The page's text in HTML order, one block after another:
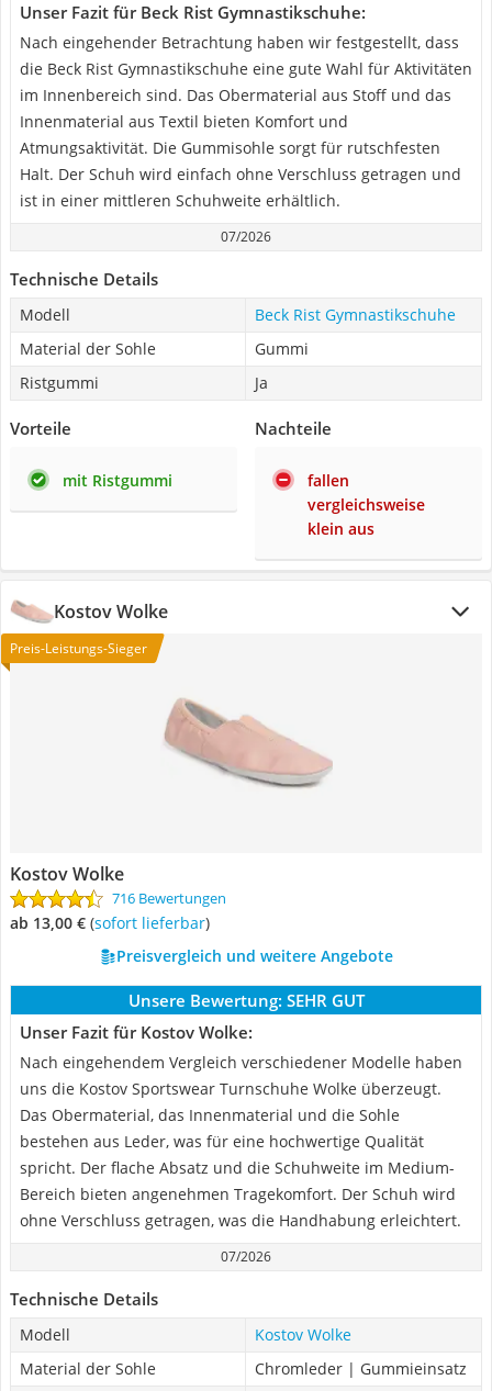
Unser Fazit für Beck Rist Gymnastikschuhe:
Nach eingehender Betrachtung haben wir festgestellt, dass
die Beck Rist Gymnastikschuhe eine gute Wahl für Aktivitäten
im Innenbereich sind. Das Obermaterial aus Stoff und das
Innenmaterial aus Textil bieten Komfort und
Atmungsaktivität. Die Gummisohle sorgt für rutschfesten
Halt. Der Schuh wird einfach ohne Verschluss getragen und
ist in einer mittleren Schuhweite erhältlich.
07/2026
Technische Details
Modell
Beck Rist Gymnastikschuhe
Material der Sohle
Gummi
Ristgummi
Ja
Vorteile
mit Ristgummi
Nachteile
fallen
vergleichsweise
klein aus
Kostov Wolke
Preis-Leistungs-Sieger
Kostov Wolke
716 Bewertungen
ab 13,00 € ( Sofort lieferbar)
Preisvergleich und weitere Angebote
Unsere Bewertung: SEHR GUT
Unser Fazit für Kostov Wolke:
Nach eingehendem Vergleich verschiedener Modelle haben
uns die Kostov Sportswear Turnschuhe Wolke überzeugt.
Das Obermaterial, das Innenmaterial und die Sohle
bestehen aus Leder, was für eine hochwertige Qualität
spricht. Der flache Absatz und die Schuhweite im Medium-
Bereich bieten angenehmen Tragekomfort. Der Schuh wird
ohne Verschluss getragen, was die Handhabung erleichtert.
07/2026
Technische Details
Modell
Kostov Wolke
Material der Sohle
Chromleder | Gummieinsatz